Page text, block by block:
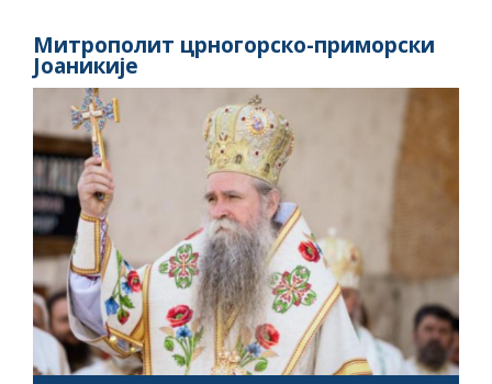
Митрополит црногорско-приморски
Јоаникије